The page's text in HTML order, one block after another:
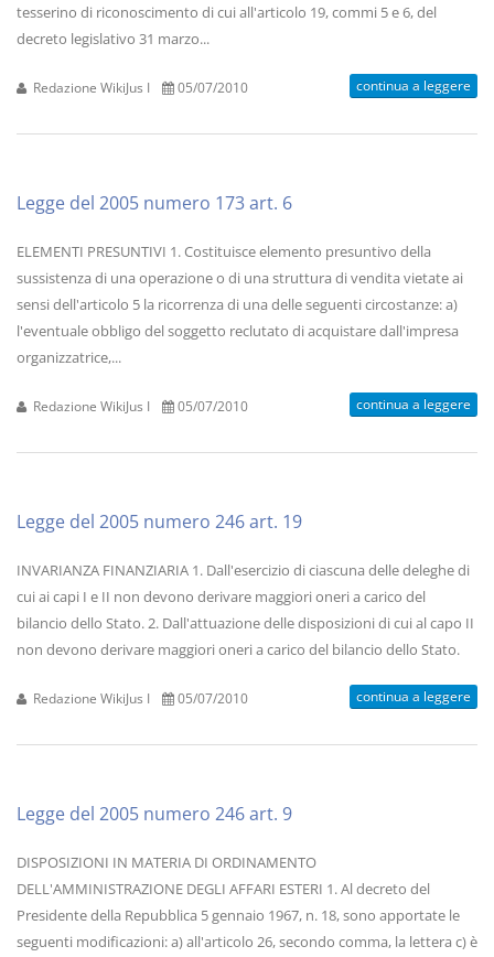
tesserino di riconoscimento di cui all'articolo 19, commi 5 e 6, del
decreto legislativo 31 marzo...
Redazione WikiJus I 05/07/2010 continua a leggere
Legge del 2005 numero 173 art. 6
ELEMENTI PRESUNTIVI 1. Costituisce elemento presuntivo della
sussistenza di una operazione o di una struttura di vendita vietate ai
sensi dell'articolo 5 la ricorrenza di una delle seguenti circostanze: a)
l'eventuale obbligo del soggetto reclutato di acquistare dall'impresa
organizzatrice,...
Redazione WikiJus I 05/07/2010 continua a leggere
Legge del 2005 numero 246 art. 19
INVARIANZA FINANZIARIA 1. Dall'esercizio di ciascuna delle deleghe di
cui ai capi I e II non devono derivare maggiori oneri a carico del
bilancio dello Stato. 2. Dall'attuazione delle disposizioni di cui al capo II
non devono derivare maggiori oneri a carico del bilancio dello Stato.
Redazione WikiJus I 05/07/2010 continua a leggere
Legge del 2005 numero 246 art. 9
DISPOSIZIONI IN MATERIA DI ORDINAMENTO
DELL'AMMINISTRAZIONE DEGLI AFFARI ESTERI 1. Al decreto del
Presidente della Repubblica 5 gennaio 1967, n. 18, sono apportate le
seguenti modificazioni: a) all'articolo 26, secondo comma, la lettera c) è